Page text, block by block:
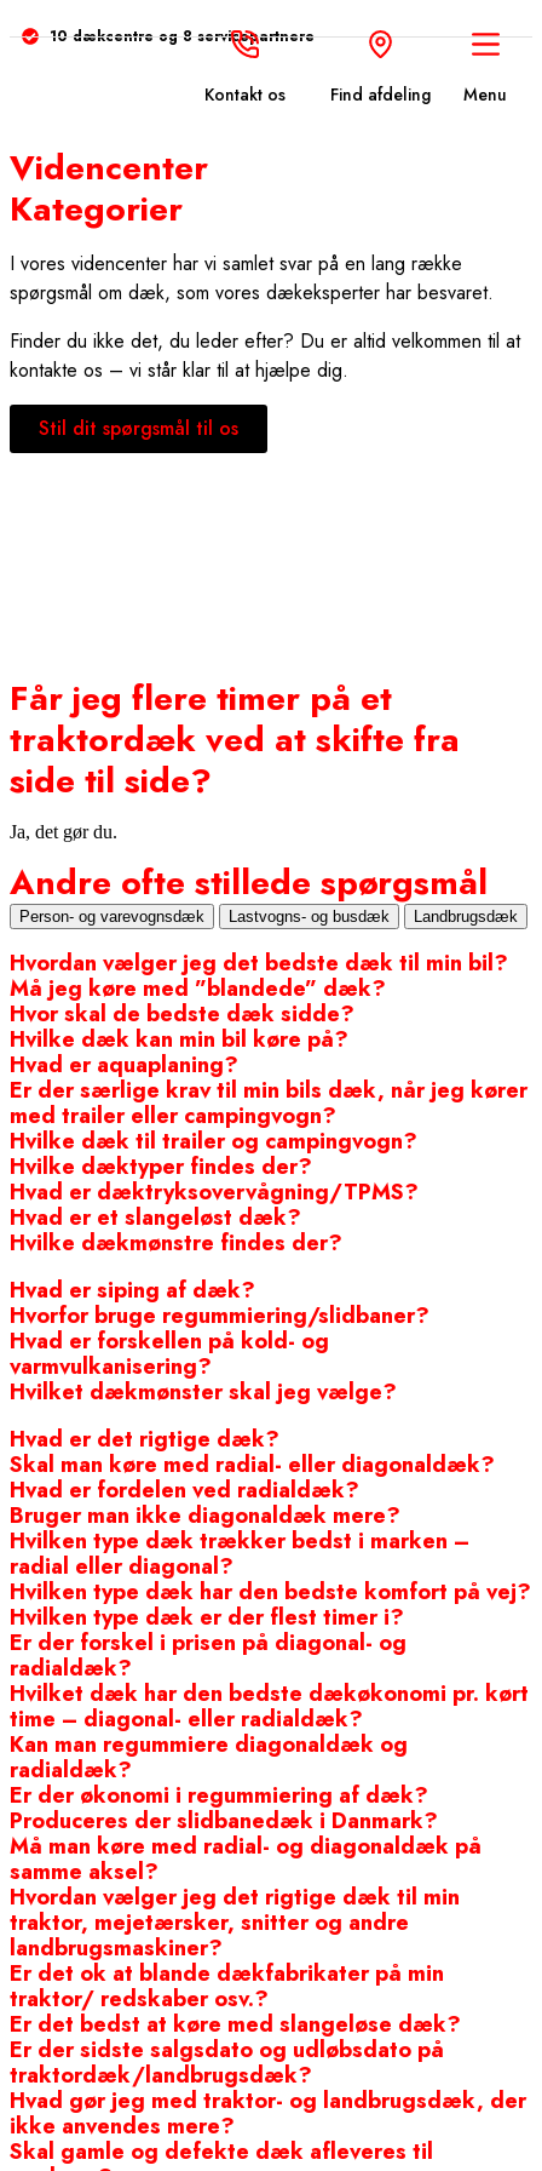
10 dækcentre og 8 servicepartnere
Kontakt os Find afdeling Menu
Videncenter
Kategorier
I vores videncenter har vi samlet svar på en lang række
spørgsmål om dæk, som vores dækeksperter har besvaret.
Finder du ikke det, du leder efter? Du er altid velkommen til at
kontakte os – vi står klar til at hjælpe dig.
Stil dit spørgsmål til os
Får jeg flere timer på et
traktordæk ved at skifte fra
side til side?
Ja, det gør du.
Andre ofte stillede spørgsmål
Person- og varevognsdæk Lastvogns- og busdæk Landbrugsdæk
Hvordan vælger jeg det bedste dæk til min bil?
Må jeg køre med ”blandede” dæk?
Hvor skal de bedste dæk sidde?
Hvilke dæk kan min bil køre på?
Hvad er aquaplaning?
Er der særlige krav til min bils dæk, når jeg kører
med trailer eller campingvogn?
Hvilke dæk til trailer og campingvogn?
Hvilke dæktyper findes der?
Hvad er dæktryksovervågning/TPMS?
Hvad er et slangeløst dæk?
Hvilke dækmønstre findes der?
Hvad er siping af dæk?
Hvorfor bruge regummiering/slidbaner?
Hvad er forskellen på kold- og
varmvulkanisering?
Hvilket dækmønster skal jeg vælge?
Hvad er det rigtige dæk?
Skal man køre med radial- eller diagonaldæk?
Hvad er fordelen ved radialdæk?
Bruger man ikke diagonaldæk mere?
Hvilken type dæk trækker bedst i marken –
radial eller diagonal?
Hvilken type dæk har den bedste komfort på vej?
Hvilken type dæk er der flest timer i?
Er der forskel i prisen på diagonal- og
radialdæk?
Hvilket dæk har den bedste dækøkonomi pr. kørt
time – diagonal- eller radialdæk?
Kan man regummiere diagonaldæk og
radialdæk?
Er der økonomi i regummiering af dæk?
Produceres der slidbanedæk i Danmark?
Må man køre med radial- og diagonaldæk på
samme aksel?
Hvordan vælger jeg det rigtige dæk til min
traktor, mejetærsker, snitter og andre
landbrugsmaskiner?
Er det ok at blande dækfabrikater på min
traktor/ redskaber osv.?
Er det bedst at køre med slangeløse dæk?
Er der sidste salgsdato og udløbsdato på
traktordæk/landbrugsdæk?
Hvad gør jeg med traktor- og landbrugsdæk, der
ikke anvendes mere?
Skal gamle og defekte dæk afleveres til